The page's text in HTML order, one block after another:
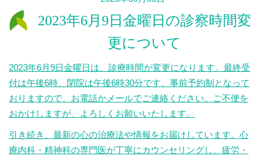
2023年6月9日金曜日の診察時間変
更について
2023年6月9日金曜日は、診療時間が変更になります。最終受
付は午後6時、閉院は午後6時30分です。事前予約制となって
おりますので、お電話かメールでご連絡ください。ご不便を
おかけしますが、よろしくお願いいたします。
引き続き、最新の心の治療法や情報をお届けしています。心
療内科・精神科の専門医が丁寧にカウンセリングし、疲労・